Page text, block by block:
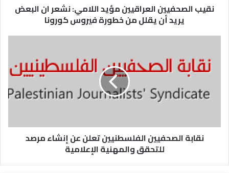
نقيب الصحفيين العراقيين مؤيد اللامي: نشعر ان البعض
يريد أن يقلل من خطورة فيروس كورونا
نقابة الصحفيين الفلسطنيين تعلن عن إنشاء مرصد
للتحقق والمهنية الإعلامية